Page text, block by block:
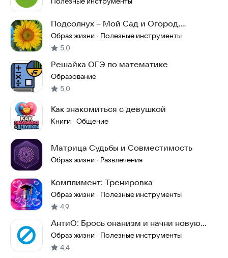
Подсолнух – Мой Сад и Огород,
Растения, Грядки
Образ жизни · Полезные инструменты
5,0
Решайка ОГЭ по математике
Образование
5,0
Как знакомиться с девушкой
Книги · Общение
Матрица Судьбы и Совместимость
Образ жизни · Развлечения
Комплимент: Тренировка
Образ жизни · Полезные инструменты
4,9
АнтиО: Брось онанизм и начни новую
жизнь
Образ жизни · Полезные инструменты
4,4